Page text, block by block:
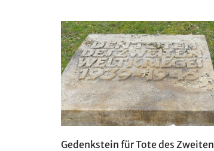
Gedenkstein für Tote des Zweiten